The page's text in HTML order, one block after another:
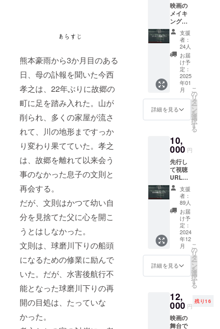
熊本豪雨から3か月目のある
日、母の訃報を聞いた今西
孝之は、22年ぶりに故郷の
町に足を踏み入れた。山が
削られ、多くの家屋が流さ
れて、川の地形まですっか
り変わり果てていた。孝之
は、故郷を離れて以来会う
事のなかった息子の文則と
再会する。
だが、文則はかつて幼い自
分を見捨てた父に心を開こ
うとはしなかった。
文則は、球磨川下りの船頭
になるための修業に励んで
いた。だが、水害後航行不
能となった球磨川下りの再
開の目処は、たっていな
かった。
映画の
メイキ
ング映
像を視
聴でき
るURL
を発行
いたし
ます。
内容 エ
ンド
ロール
にお名
前記載
＋メイ
キング
聴URL
支援
者：
24人
お届
け予
定：
2025
年01
月
詳細を見る
こ
の
リ
タ
ー
ン
を
選
択
す
る
10,
000 円
先行し
て視聴
URLを
発行し
たしま
す。 完
成した
作品を
いち早
く視聴
できま
す。
※URLは
期限付
きで
す。 内
ドロー
ルにお
名前記
載 ＋メ
イキン
支援
者：
89人
お届
け予
定：
2024
年12
月
詳細を見る
こ
の
リ
タ
ー
ン
を
選
択
す
る
12,
000 円
残り16
映画の
舞台で